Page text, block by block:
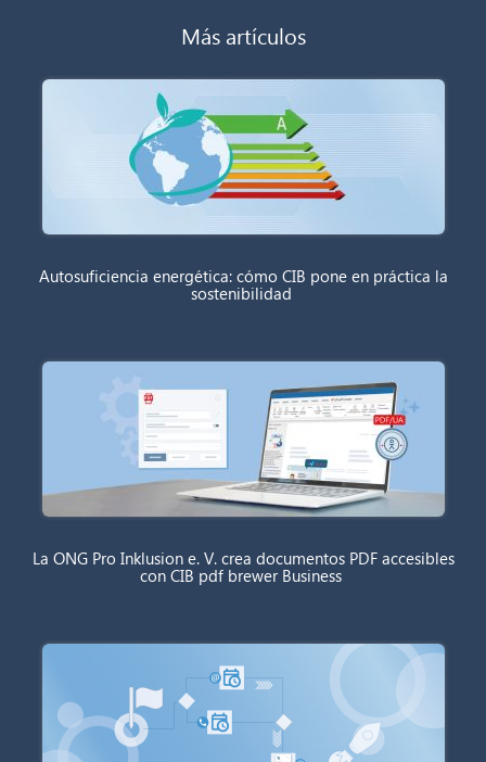
Más artículos
Autosuficiencia energética: cómo CIB pone en práctica la
sostenibilidad
La ONG Pro Inklusion e. V. crea documentos PDF accesibles
con CIB pdf brewer Business